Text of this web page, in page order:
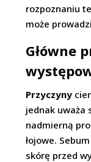
rozpoznaniu
może
Główne
Przyczyny
jednak uważa
nadmierną
łojowe.
skórę przed